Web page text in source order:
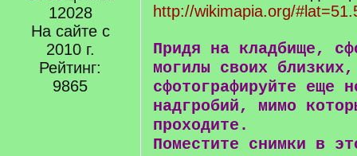
12028
На сайте с
2010 г.
Рейтинг:
9865
http://wikimapia.org/
Придя на кладбище,
могилы своих близких,
сфотографируйте еще
надгробий, мимо
проходите.
Поместите снимки в